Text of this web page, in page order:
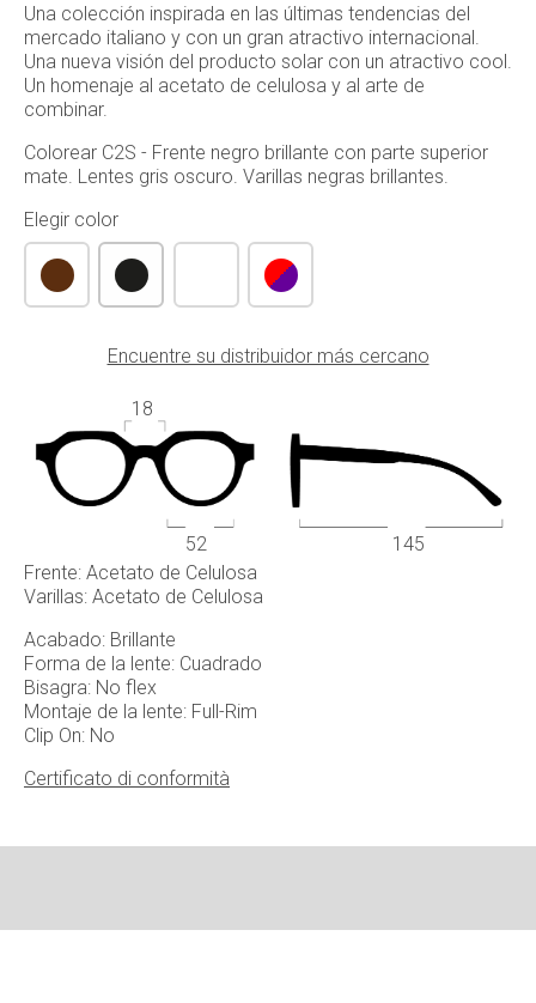
Frente: Acetato de Celulosa
Varillas: Acetato de Celulosa
Acabado: Brillante
Forma de la lente: Cuadrado
Bisagra: No flex
Montaje de la lente: Full-Rim
Clip On: No
Certificato di conformità
Una colección inspirada en las últimas tendencias del
mercado italiano y con un gran atractivo internacional.
Una nueva visión del producto solar con un atractivo cool.
Un homenaje al acetato de celulosa y al arte de
combinar.
Colorear C2S - Frente negro brillante con parte superior
mate. Lentes gris oscuro. Varillas negras brillantes.
Elegir color
Encuentre su distribuidor más cercano
52
18
145